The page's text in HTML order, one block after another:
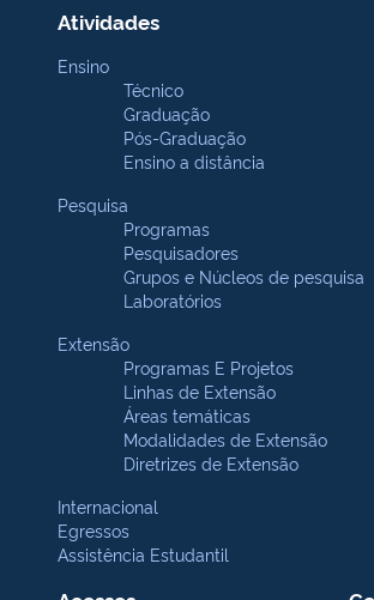
Atividades
Ensino
Técnico
Graduação
Pós-Graduação
Ensino a distância
Pesquisa
Programas
Pesquisadores
Grupos e Núcleos de pesquisa
Laboratórios
Extensão
Programas E Projetos
Linhas de Extensão
Áreas temáticas
Modalidades de Extensão
Diretrizes de Extensão
Internacional
Egressos
Assistência Estudantil